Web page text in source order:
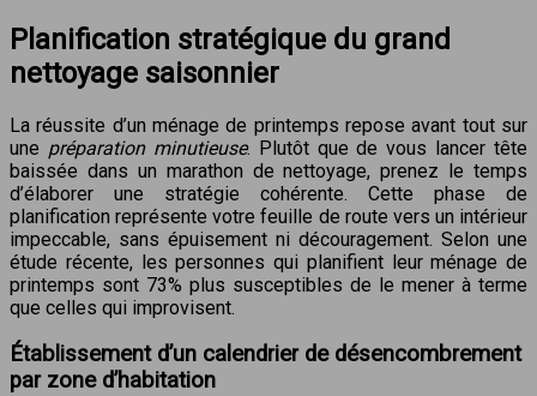
Planification stratégique du grand
nettoyage saisonnier
La réussite d’un ménage de printemps repose avant tout sur
une préparation minutieuse. Plutôt que de vous lancer tête
baissée dans un marathon de nettoyage, prenez le temps
d’élaborer une stratégie cohérente. Cette phase de
planification représente votre feuille de route vers un intérieur
impeccable, sans épuisement ni découragement. Selon une
étude récente, les personnes qui planifient leur ménage de
printemps sont 73% plus susceptibles de le mener à terme
que celles qui improvisent.
Établissement d’un calendrier de désencombrement
par zone d’habitation